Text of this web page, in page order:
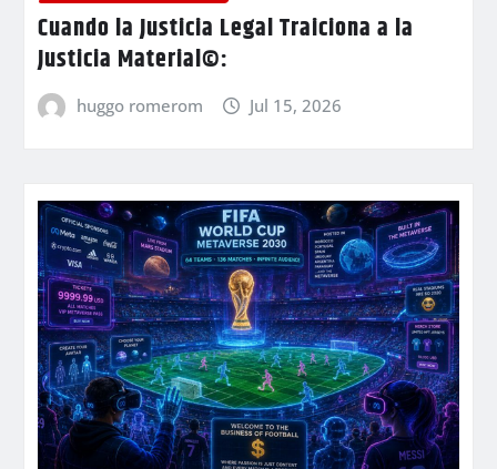
Cuando la Justicia Legal Traiciona a la
Justicia Material©:
huggo romerom Jul 15, 2026